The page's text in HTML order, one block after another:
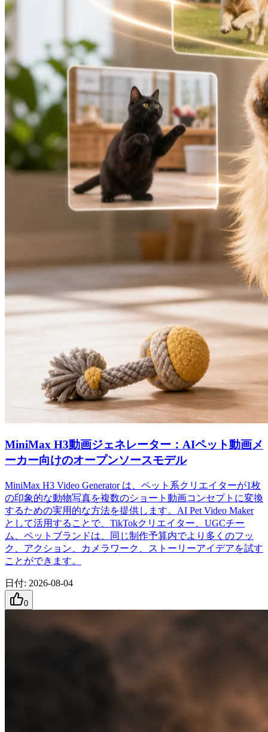
MiniMax H3動画ジェネレーター：AIペット動画メ
ーカー向けのオープンソースモデル
MiniMax H3 Video Generator は、ペット系クリエイターが1枚
の印象的な動物写真を複数のショート動画コンセプトに変換
するための実用的な方法を提供します。AI Pet Video Maker
として活用することで、TikTokクリエイター、UGCチー
ム、ペットブランドは、同じ制作予算内でより多くのフッ
ク、アクション、カメラワーク、ストーリーアイデアを試す
ことができます。
日付: 2026-08-04
0